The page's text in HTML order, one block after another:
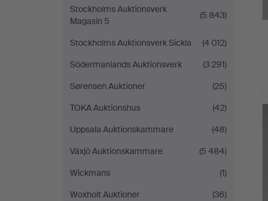
Stockholms Auktionsverk
Magasin 5
(5 843)
Stockholms Auktionsverk Sickla
(4 012)
Södermanlands Auktionsverk
(3 291)
Sørensen Auktioner
(25)
TOKA Auktionshus
(42)
Uppsala Auktionskammare
(48)
Växjö Auktionskammare
(5 484)
Wickmans
(1)
Woxholt Auktioner
(36)